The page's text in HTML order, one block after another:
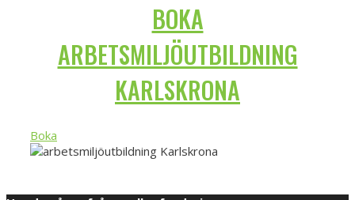
BOKA
ARBETSMILJÖUTBILDNING
KARLSKRONA
Boka